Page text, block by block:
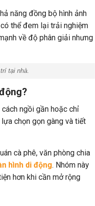
năng đồng bộ hình ảnh
thể đem lại trải nghiệm
về độ phân giải nhưng
tại nhà.
ngồi gần hoặc chỉ
chọn gọn gàng và tiết
cà phê, văn phòng chia
hình di động. Nhóm này
hơn khi cần mở rộng